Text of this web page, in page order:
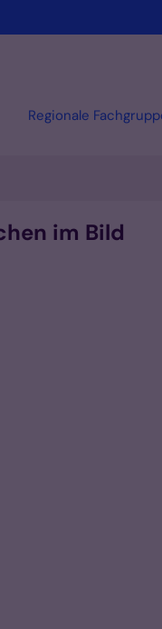
Regionale
im Bild